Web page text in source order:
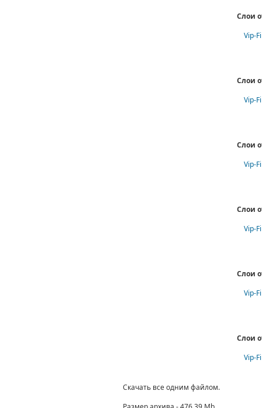
Слои
Vip-
Слои
Vip-
Слои
Vip-
Слои
Vip-
Слои
Vip-
Слои
Vip-
Скачать все одним файлом.